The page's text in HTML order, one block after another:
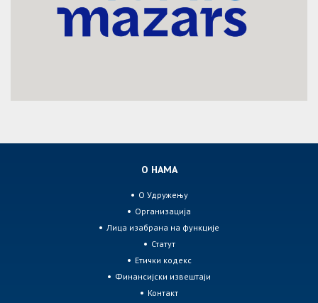
О НАМА
О Удружењу
Организација
Лица изабрана на функције
Статут
Етички кодекс
Финансијски извештаји
Контакт